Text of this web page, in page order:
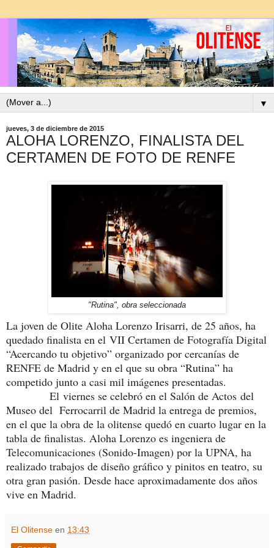
▼
jueves, 3 de diciembre de 2015
ALOHA LORENZO, FINALISTA DEL
CERTAMEN DE FOTO DE RENFE
"Rutina", obra seleccionada
La joven de Olite Aloha Lorenzo Irisarri, de 25 años, ha
quedado finalista en el VII Certamen de Fotografía Digital
“Acercando tu objetivo” organizado por cercanías de
RENFE de Madrid y en el que su obra “Rutina” ha
competido junto a casi mil imágenes presentadas.
El viernes se celebró en el Salón de Actos del
Museo del Ferrocarril de Madrid la entrega de premios,
en el que la obra de la olitense quedó en cuarto lugar en la
tabla de finalistas. Aloha Lorenzo es ingeniera de
Telecomunicaciones (Sonido-Imagen) por la UPNA, ha
realizado trabajos de diseño gráfico y pinitos en teatro, su
otra gran pasión. Desde hace aproximadamente dos años
vive en Madrid.
El Olitense en 13:43